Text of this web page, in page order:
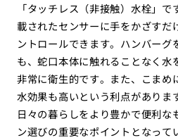
「タッチレス（非接触）水栓」
載されたセンサーに手をかざすだ
ントロールできます。ハンバーグ
も、蛇口本体に触れることなく水
非常に衛生的です。また、こまめ
水効果も高いという利点がありま
日々の暮らしをより豊かで便利な
ン選びの重要なポイントとなって